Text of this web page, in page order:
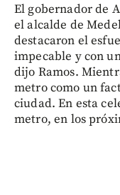
El gobernador de
el alcalde de
destacaron el
impecable y con
dijo Ramos.
metro como un
ciudad. En esta
metro, en los